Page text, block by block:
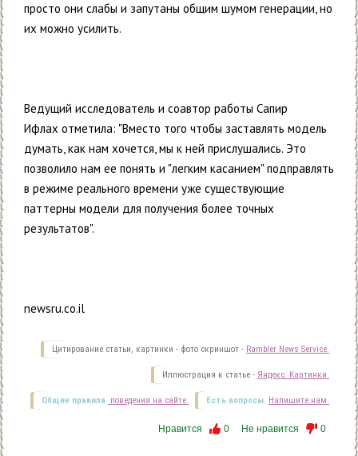
просто они слабы и запутаны общим шумом генерации, но
их можно усилить.
Ведущий исследователь и соавтор работы Сапир
Ифлах отметила: "Вместо того чтобы заставлять модель
думать, как нам хочется, мы к ней прислушались. Это
позволило нам ее понять и "легким касанием" подправлять
в режиме реального времени уже существующие
паттерны модели для получения более точных
результатов".
newsru.co.il
Цитирование статьи, картинки - фото скриншот - Rambler News Service.
Иллюстрация к статье - Яндекс. Картинки.
Есть вопросы. Напишите нам.
Общие правила поведения на сайте.
Нравится 0 Не нравится 0